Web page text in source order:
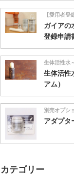
【愛用者登
ガイアの
登録申請
生体活性水
生体活性
アム）
別売オプシ
アダプタ
カテゴリー